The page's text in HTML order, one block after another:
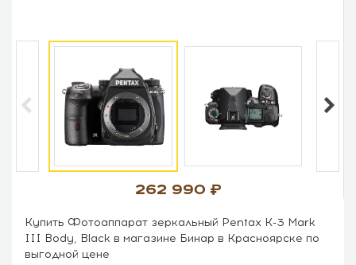
262 990
Купить Фотоаппарат зеркальный Pentax K-3 Mark
III Body, Black в магазине Бинар в Красноярске по
выгодной цене